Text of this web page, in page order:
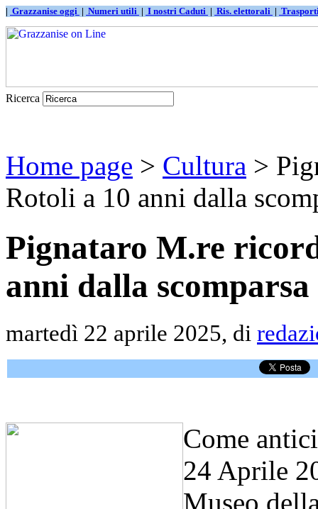
| Grazzanise oggi | Numeri utili | I nostri Caduti | Ris. elettorali |
Ricerca
Home page > Cultura >
Rotoli a 10 anni dalla
Pignataro M.re
anni dalla scomparsa
martedì 22 aprile 2025, di
Come
24 Aprile
Museo